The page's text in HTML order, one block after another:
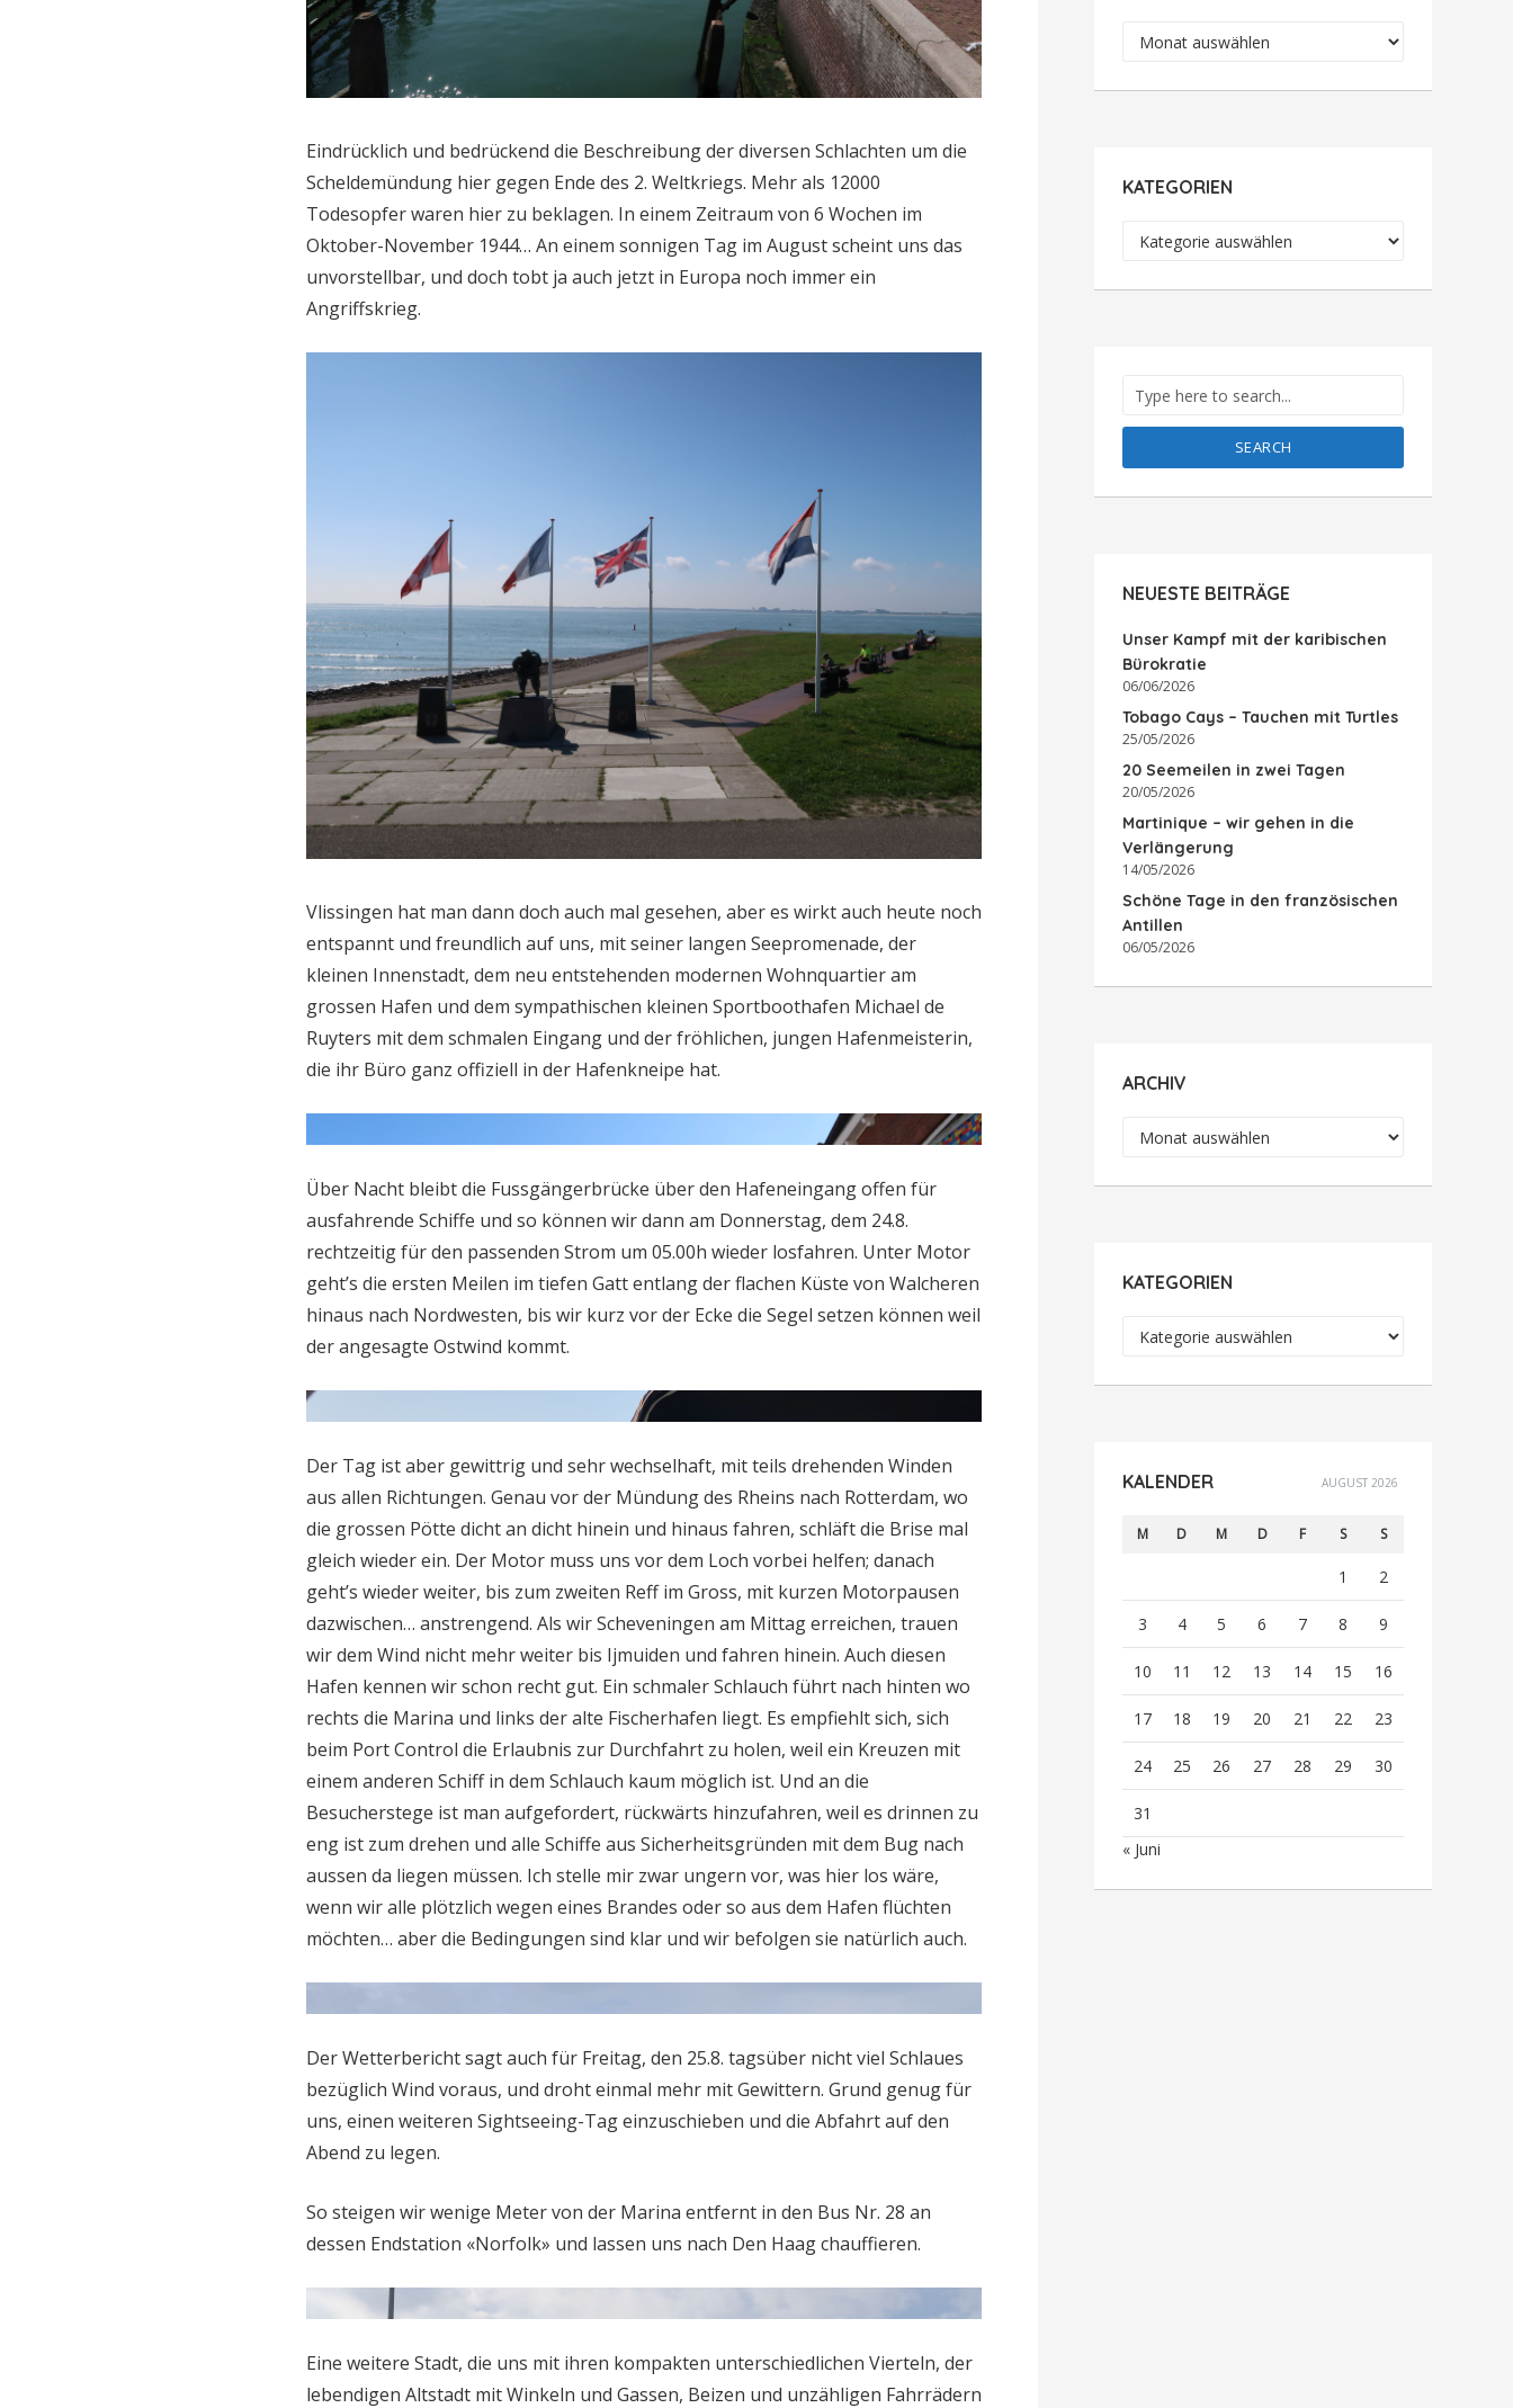
Eindrücklich und bedrückend die Beschreibung der diversen Schlachten um die
Scheldemündung hier gegen Ende des 2. Weltkriegs. Mehr als 12000
Todesopfer waren hier zu beklagen. In einem Zeitraum von 6 Wochen im
Oktober-November 1944… An einem sonnigen Tag im August scheint uns das
unvorstellbar, und doch tobt ja auch jetzt in Europa noch immer ein
Angriffskrieg.
Vlissingen hat man dann doch auch mal gesehen, aber es wirkt auch heute noch
entspannt und freundlich auf uns, mit seiner langen Seepromenade, der
kleinen Innenstadt, dem neu entstehenden modernen Wohnquartier am
grossen Hafen und dem sympathischen kleinen Sportboothafen Michael de
Ruyters mit dem schmalen Eingang und der fröhlichen, jungen Hafenmeisterin,
die ihr Büro ganz offiziell in der Hafenkneipe hat.
Über Nacht bleibt die Fussgängerbrücke über den Hafeneingang offen für
ausfahrende Schiffe und so können wir dann am Donnerstag, dem 24.8.
rechtzeitig für den passenden Strom um 05.00h wieder losfahren. Unter Motor
geht’s die ersten Meilen im tiefen Gatt entlang der flachen Küste von Walcheren
hinaus nach Nordwesten, bis wir kurz vor der Ecke die Segel setzen können weil
der angesagte Ostwind kommt.
Der Tag ist aber gewittrig und sehr wechselhaft, mit teils drehenden Winden
aus allen Richtungen. Genau vor der Mündung des Rheins nach Rotterdam, wo
die grossen Pötte dicht an dicht hinein und hinaus fahren, schläft die Brise mal
gleich wieder ein. Der Motor muss uns vor dem Loch vorbei helfen; danach
geht’s wieder weiter, bis zum zweiten Reff im Gross, mit kurzen Motorpausen
dazwischen… anstrengend. Als wir Scheveningen am Mittag erreichen, trauen
wir dem Wind nicht mehr weiter bis Ijmuiden und fahren hinein. Auch diesen
Hafen kennen wir schon recht gut. Ein schmaler Schlauch führt nach hinten wo
rechts die Marina und links der alte Fischerhafen liegt. Es empfiehlt sich, sich
beim Port Control die Erlaubnis zur Durchfahrt zu holen, weil ein Kreuzen mit
einem anderen Schiff in dem Schlauch kaum möglich ist. Und an die
Besucherstege ist man aufgefordert, rückwärts hinzufahren, weil es drinnen zu
eng ist zum drehen und alle Schiffe aus Sicherheitsgründen mit dem Bug nach
aussen da liegen müssen. Ich stelle mir zwar ungern vor, was hier los wäre,
wenn wir alle plötzlich wegen eines Brandes oder so aus dem Hafen flüchten
möchten… aber die Bedingungen sind klar und wir befolgen sie natürlich auch.
Der Wetterbericht sagt auch für Freitag, den 25.8. tagsüber nicht viel Schlaues
bezüglich Wind voraus, und droht einmal mehr mit Gewittern. Grund genug für
uns, einen weiteren Sightseeing-Tag einzuschieben und die Abfahrt auf den
Abend zu legen.
So steigen wir wenige Meter von der Marina entfernt in den Bus Nr. 28 an
dessen Endstation «Norfolk» und lassen uns nach Den Haag chauffieren.
Eine weitere Stadt, die uns mit ihren kompakten unterschiedlichen Vierteln, der
lebendigen Altstadt mit Winkeln und Gassen, Beizen und unzähligen Fahrrädern
Archiv
KATEGORIEN
SEARCH
NEUESTE BEITRÄGE
Unser Kampf mit der karibischen
Bürokratie
06/06/2026
Tobago Cays – Tauchen mit Turtles
25/05/2026
20 Seemeilen in zwei Tagen
20/05/2026
Martinique – wir gehen in die
Verlängerung
14/05/2026
Schöne Tage in den französischen
Antillen
06/05/2026
ARCHIV
Archiv
KATEGORIEN
KALENDER AUGUST 2026
M D M D F S S
1 2
3 4 5 6 7 8 9
10 11 12 13 14 15 16
17 18 19 20 21 22 23
24 25 26 27 28 29 30
31
« Juni